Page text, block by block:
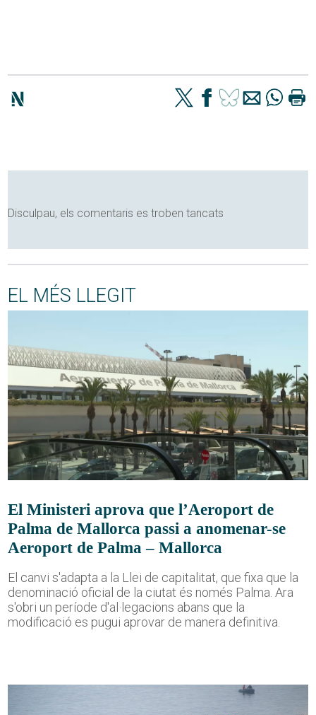
Disculpau, els comentaris es troben tancats
EL MÉS LLEGIT
El Ministeri aprova que l’Aeroport de
Palma de Mallorca passi a anomenar-se
Aeroport de Palma – Mallorca
El canvi s'adapta a la Llei de capitalitat, que fixa que la
denominació oficial de la ciutat és només Palma. Ara
s'obri un període d'al·legacions abans que la
modificació es pugui aprovar de manera definitiva.